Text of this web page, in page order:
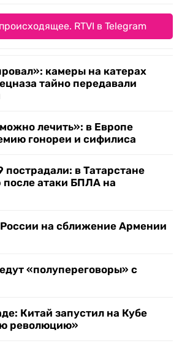
RTVI в Telegram
камеры на катерах
тайно передавали
лечить»: в Европе
гонореи и сифилиса
пострадали: в Татарстане
после атаки БПЛА на
России на сближение Армении
«полупереговоры» с
Китай запустил на Кубе
революцию»